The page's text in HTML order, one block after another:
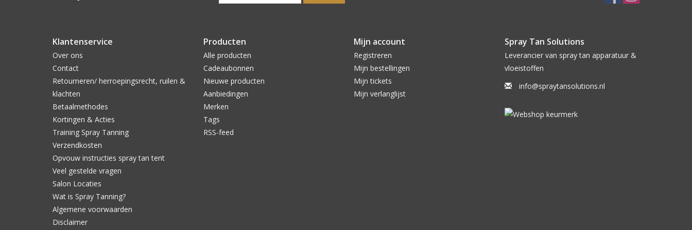
Klantenservice
Over ons
Contact
Retourneren/ herroepingsrecht, ruilen &
klachten
Betaalmethodes
Kortingen & Acties
Training Spray Tanning
Verzendkosten
Opvouw instructies spray tan tent
Veel gestelde vragen
Salon Locaties
Wat is Spray Tanning?
Algemene voorwaarden
Disclaimer
Producten
Alle producten
Cadeaubonnen
Nieuwe producten
Aanbiedingen
Merken
Tags
RSS-feed
Mijn account
Registreren
Mijn bestellingen
Mijn tickets
Mijn verlanglijst
Spray Tan Solutions
Leverancier van spray tan apparatuur &
vloeistoffen
info@spraytansolutions.nl